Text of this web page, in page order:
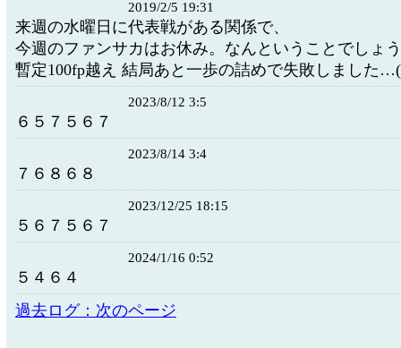
2019/2/5 19:31
来週の水曜日に代表戦がある関係で、
今週のファンサカはお休み。なんということでしょ
暫定100fp越え 結局あと一歩の詰めで失敗しました
2023/8/12 3:5
６５７５６７
2023/8/14 3:4
７６８６８
2023/12/25 18:15
５６７５６７
2024/1/16 0:52
５４６４
過去ログ：次のページ